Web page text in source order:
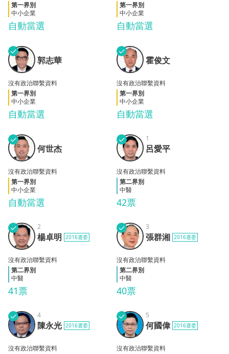
自動當選
第一界別
中小企業
自動當選
第一界別
中小企業
郭志
華
✓
自動當選
郭志華
沒有政治聯繫資料
第一界別
中小企業
霍俊
文
✓
自動當選
霍俊文
沒有政治聯繫資料
第一界別
中小企業
何世
杰
✓
自動當選
何世杰
沒有政治聯繫資料
第一界別
中小企業
呂愛
平
✓
42票
1
呂愛平
沒有政治聯繫資料
第二界別
中醫
楊卓
明
✓
41票
2
楊卓明 2016選委
沒有政治聯繫資料
第二界別
中醫
張群
湘
✓
40票
3
張群湘 2016選委
沒有政治聯繫資料
第二界別
中醫
陳永
光
✓ 4
陳永光 2016選委
沒有政治聯繫資料
何國
偉
✓ 5
何國偉 2016選委
沒有政治聯繫資料